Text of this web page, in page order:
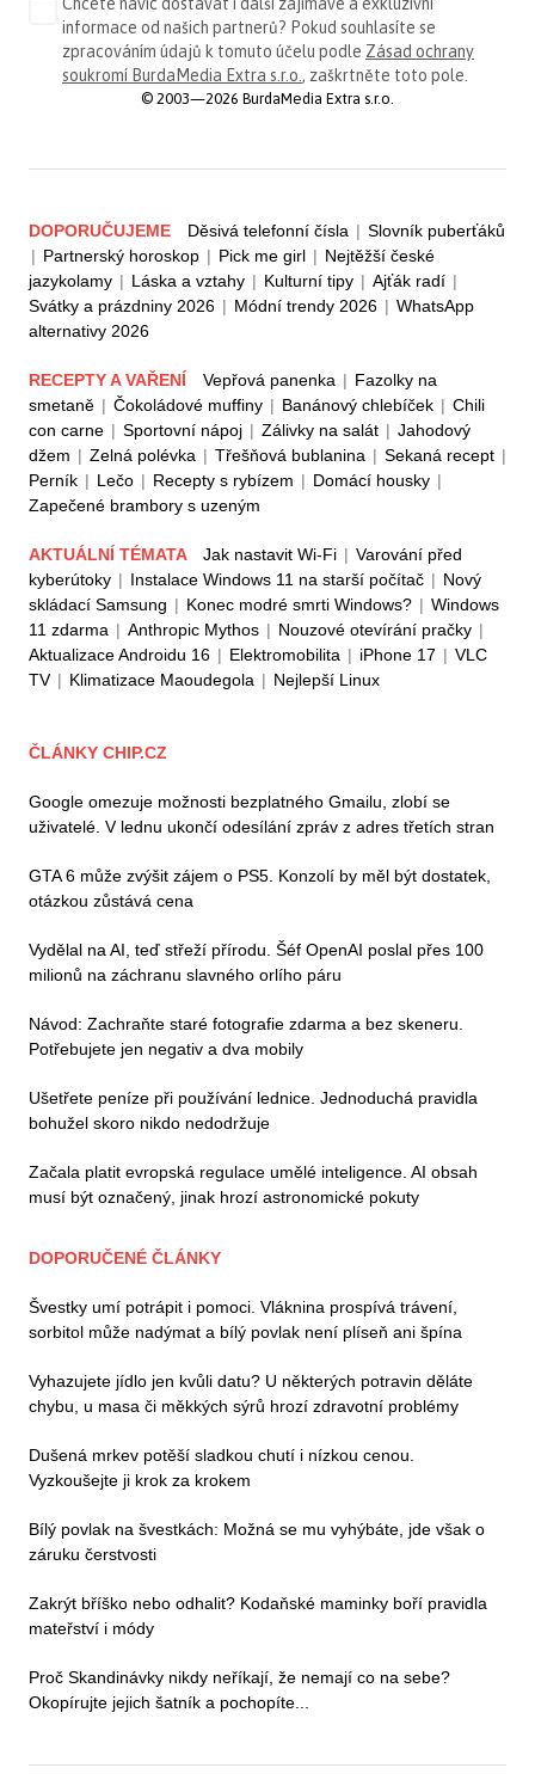
Chcete navíc dostávat i další zajímavé a exkluzivní
informace od našich partnerů? Pokud souhlasíte se
zpracováním údajů k tomuto účelu podle Zásad ochrany
soukromí BurdaMedia Extra s.r.o., zaškrtněte toto pole.
© 2003—2026 BurdaMedia Extra s.r.o.
DOPORUČUJEME Děsivá telefonní čísla | Slovník puberťáků
| Partnerský horoskop | Pick me girl | Nejtěžší české
jazykolamy | Láska a vztahy | Kulturní tipy | Ajťák radí |
Svátky a prázdniny 2026 | Módní trendy 2026 | WhatsApp
alternativy 2026
RECEPTY A VAŘENÍ Vepřová panenka | Fazolky na
smetaně | Čokoládové muffiny | Banánový chlebíček | Chili
con carne | Sportovní nápoj | Zálivky na salát | Jahodový
džem | Zelná polévka | Třešňová bublanina | Sekaná recept |
Perník | Lečo | Recepty s rybízem | Domácí housky |
Zapečené brambory s uzeným
AKTUÁLNÍ TÉMATA Jak nastavit Wi-Fi | Varování před
kyberútoky | Instalace Windows 11 na starší počítač | Nový
skládací Samsung | Konec modré smrti Windows? | Windows
11 zdarma | Anthropic Mythos | Nouzové otevírání pračky |
Aktualizace Androidu 16 | Elektromobilita | iPhone 17 | VLC
TV | Klimatizace Maoudegola | Nejlepší Linux
ČLÁNKY CHIP.CZ
Google omezuje možnosti bezplatného Gmailu, zlobí se
uživatelé. V lednu ukončí odesílání zpráv z adres třetích stran
GTA 6 může zvýšit zájem o PS5. Konzolí by měl být dostatek,
otázkou zůstává cena
Vydělal na AI, teď střeží přírodu. Šéf OpenAI poslal přes 100
milionů na záchranu slavného orlího páru
Návod: Zachraňte staré fotografie zdarma a bez skeneru.
Potřebujete jen negativ a dva mobily
Ušetřete peníze při používání lednice. Jednoduchá pravidla
bohužel skoro nikdo nedodržuje
Začala platit evropská regulace umělé inteligence. AI obsah
musí být označený, jinak hrozí astronomické pokuty
DOPORUČENÉ ČLÁNKY
Švestky umí potrápit i pomoci. Vláknina prospívá trávení,
sorbitol může nadýmat a bílý povlak není plíseň ani špína
Vyhazujete jídlo jen kvůli datu? U některých potravin děláte
chybu, u masa či měkkých sýrů hrozí zdravotní problémy
Dušená mrkev potěší sladkou chutí i nízkou cenou.
Vyzkoušejte ji krok za krokem
Bílý povlak na švestkách: Možná se mu vyhýbáte, jde však o
záruku čerstvosti
Zakrýt bříško nebo odhalit? Kodaňské maminky boří pravidla
mateřství i módy
Proč Skandinávky nikdy neříkají, že nemají co na sebe?
Okopírujte jejich šatník a pochopíte...